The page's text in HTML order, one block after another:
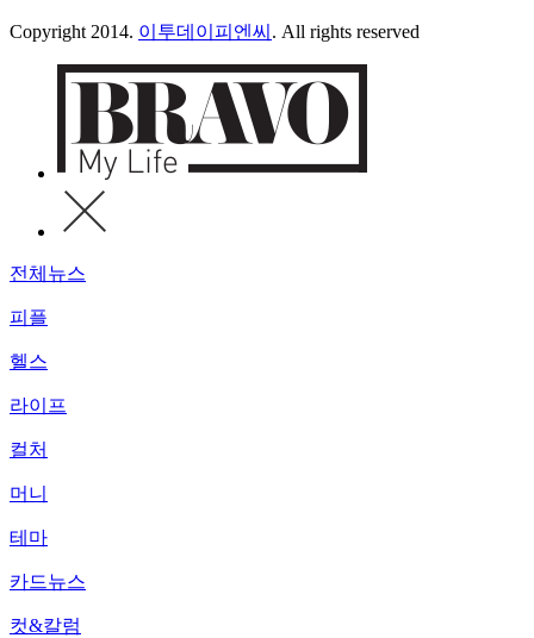
Copyright 2014. 이투데이피엔씨 . All rights reserved
전체뉴스
피플
헬스
라이프
컬처
머니
테마
카드뉴스
컷&칼럼